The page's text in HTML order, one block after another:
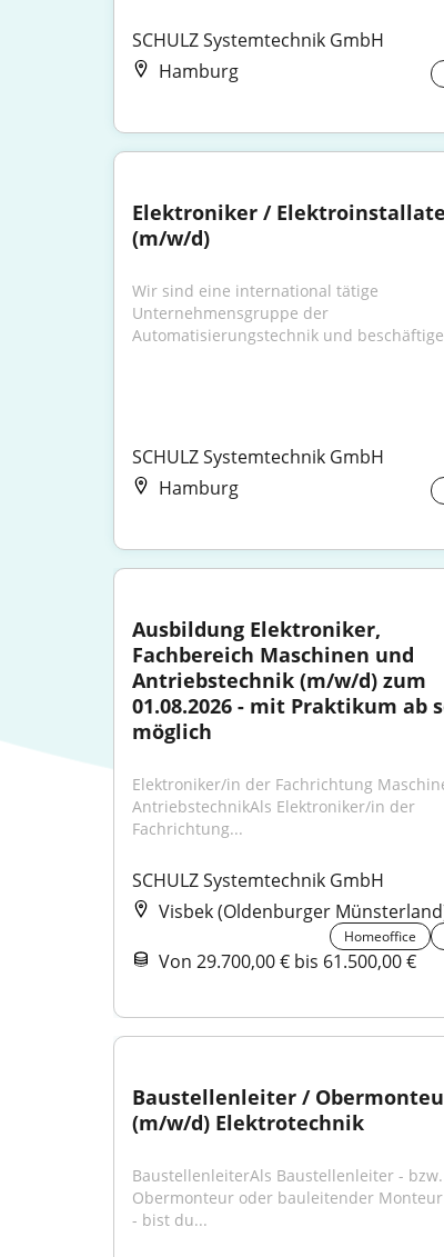
SCHULZ Systemtechnik GmbH
Hamburg
Elektroniker /
(m/w/d)
Wir sind eine international tätige
Unternehmensgruppe der
Automatisierungstechnik und
SCHULZ Systemtechnik GmbH
Hamburg
Ausbildung Elektroniker,
Fachbereich Maschinen und
Antriebstechnik (m/w/d) zum
01.08.2026 - mit Praktikum ab
möglich
Elektroniker/in der Fachrichtung
AntriebstechnikAls Elektroniker/in der
Fachrichtung...
SCHULZ Systemtechnik GmbH
Visbek (Oldenburger
Homeoffice
Von 29.700,00 € bis 61.500,00 €
Baustellenleiter /
(m/w/d) Elektrotechnik
BaustellenleiterAls Baustellenleiter - bzw.
Obermonteur oder bauleitender
- bist du...